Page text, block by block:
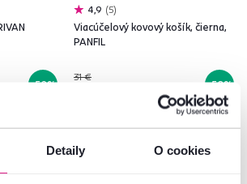
Detaily O cookies
-50%
4,9 5
Viacúčelový kovový košík, čierna,
PANFIL
31 €
-58%